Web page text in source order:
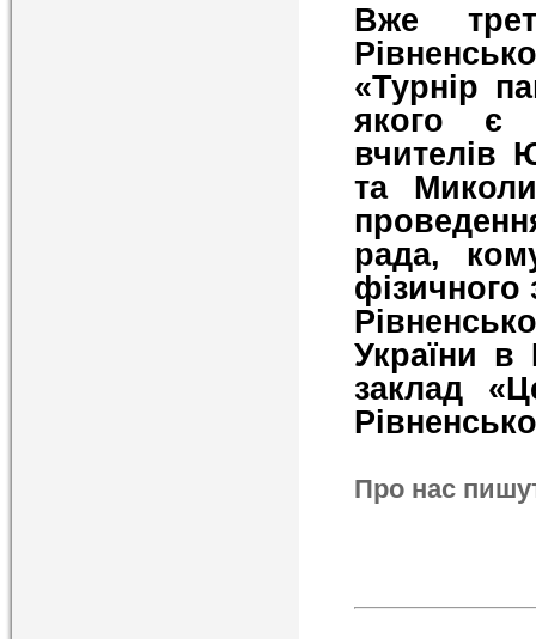
Вже
«Турнір
якого є
вчителів
та
рада,
фізичного
України в
заклад
Про нас